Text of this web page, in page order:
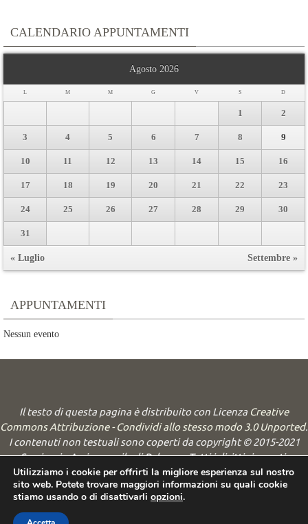
CALENDARIO APPUNTAMENTI
Agosto 2026
L M M G V S D
1 2
3 4 5 6 7 8 9
10 11 12 13 14 15 16
17 18 19 20 21 22 23
24 25 26 27 28 29 30
31
« Luglio Settembre »
APPUNTAMENTI
Nessun evento
Il testo di questa pagina è distribuito con Licenza Creative
Commons Attribuzione - Condividi allo stesso modo 3.0 Unported.
I contenuti non testuali sono coperti da copyright © 2015-2021
Seminario Arcivescovile di Palermo. Tutti i diritti riservati.
Powered byNirvana&WordPress.
Utilizziamo i cookie per offrirti la migliore esperienza sul nostro
sito web. Potete trovare maggiori informazioni su quali cookie
stiamo usando o di disattivarli opzioni.